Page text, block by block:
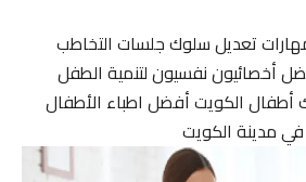
تعديل سلوك جلسات التخاطب
أخصائيون نفسيون لتنمية الطفل
الكويت أفضل اطباء الأطفال
مدينة الكويت